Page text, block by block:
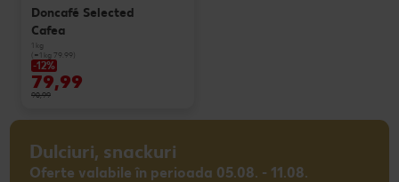
Doncafé Selected
Cafea
1 kg
(=1 kg 79.99)
-12%
79,99
90,99
Dulciuri, snackuri
Oferte valabile în perioada 05.08. - 11.08.